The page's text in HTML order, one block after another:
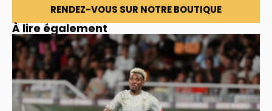
RENDEZ-VOUS SUR NOTRE BOUTIQUE
À lire également